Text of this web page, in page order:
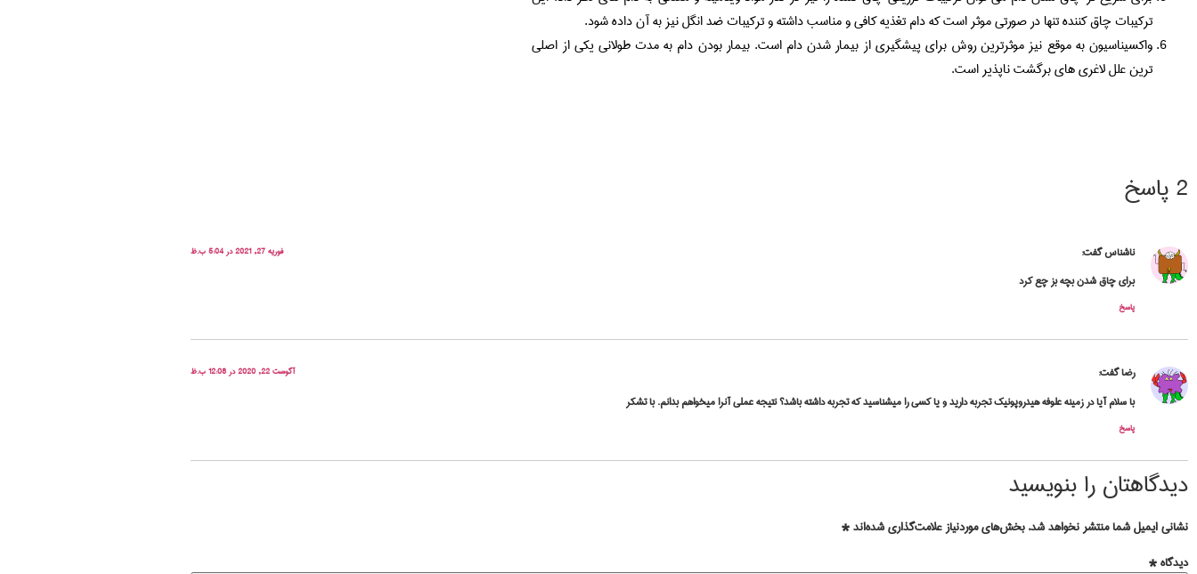
ترکیبات چاق کننده تنها در صورتی موثر است که دام تغذیه کافی و مناسب داشته و ترکیبات ضد انگل نیز به آن داده شود.
واکسیناسیون به موقع نیز موثرترین روش برای پیشگیری از بیمار شدن دام است. بیمار بودن دام به مدت طولانی یکی از اصلی
ترین علل لاغری های برگشت ناپذیر است.
2 پاسخ
ناشناسگفت: فوریه 27, 2021 در 5:04 ب.ظ
برای چاق شدن بچه بز چع کرد
پاسخ
رضاگفت: آگوست 22, 2020 در 12:08 ب.ظ
با سلام آیا در زمینه علوفه هیدروپونیک تجربه دارید و یا کسی را میشناسید که تجربه داشته باشد؟ نتیجه عملی آنرا میخواهم بدانم. با تشکر
پاسخ
دیدگاهتان را بنویسید
نشانی ایمیل شما منتشر نخواهد شد. بخش‌های موردنیاز علامت‌گذاری شده‌اند*
دیدگاه*